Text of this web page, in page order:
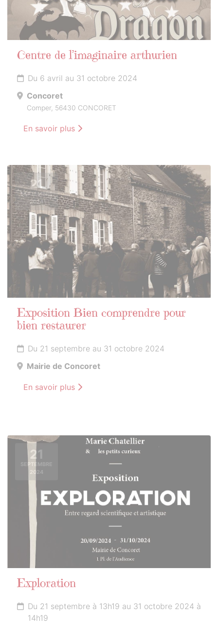
Centre de l’imaginaire arthurien
Du 6 avril au 31 octobre 2024
Concoret
Comper, 56430 CONCORET
En savoir plus
21
SEPTEMBRE
2024
Exposition Bien comprendre pour
bien restaurer
Du 21 septembre au 31 octobre 2024
Mairie de Concoret
En savoir plus
21
SEPTEMBRE
2024
Exploration
Du 21 septembre à 13h19 au 31 octobre 2024 à
14h19